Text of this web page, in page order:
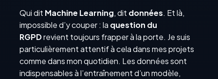
Qui dit Machine Learning, dit données. Et là,
impossible d’y couper : la question du
RGPDrevient toujours frapper à la porte. Je suis
particulièrement attentif à cela dans mes projets
comme dans mon quotidien. Les données sont
indispensables à l’entraînement d’un modèle,